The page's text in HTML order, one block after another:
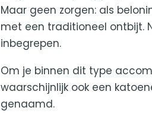
Maar geen zorgen: als
met een traditioneel ontbijt.
inbegrepen.
Om je binnen dit type
waarschijnlijk ook een
genaamd.